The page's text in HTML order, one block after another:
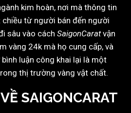
kim hoàn, nơi mà thông tin
từ người bán đến người
sâu vào cách SaigonCaratvận
vàng 24k mà họ cung cấp, và
luận công khai lại là một
thị trường vàng vật chất.
SAIGONCARAT